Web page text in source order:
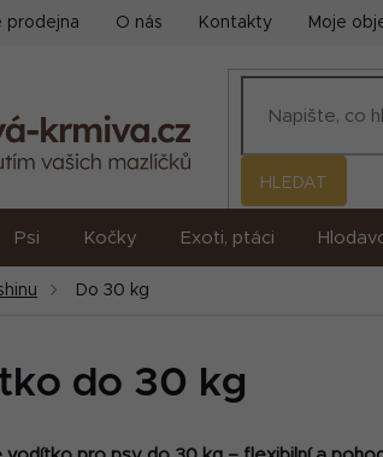
prodejna O nás Kontakty Moje
HLEDAT
Psi Kočky Exoti, ptáci
Do 30 kg
do 30 kg